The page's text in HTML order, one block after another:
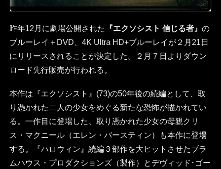
昨年12月に劇場公開された 『エクソシスト 信じる者』 の
ブルーレイ＋DVD、4K Ultra HD+ブルーレイが２月21日
にリリースされることが決定した。２月７日よりダウン
ロード先行販売が行われる。
本作は『エクソシスト』(73)の50年後の続編として、取
り憑かれた二人の少女をめぐる新たな恐怖が描かれてい
る。一作目に登場した、取り憑かれた少女の母親クリ
ス・マクニール（エレン・バースティン）も本作に登場
する。『ハロウィン』続編３部作を大ヒットさせたブラ
ムハウス・プロダクションズ（製作）とデヴィッド･ゴー